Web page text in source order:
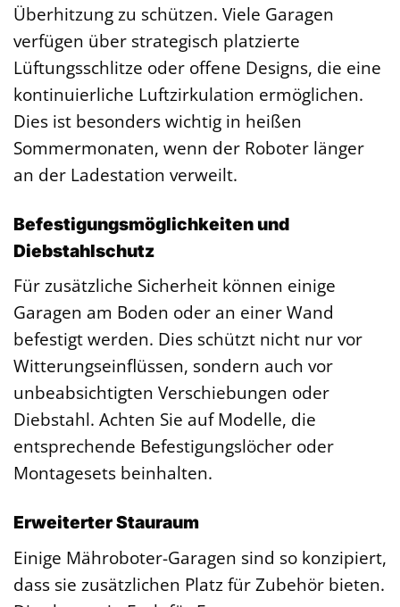
Überhitzung zu schützen. Viele Garagen
verfügen über strategisch platzierte
Lüftungsschlitze oder offene Designs, die eine
kontinuierliche Luftzirkulation ermöglichen.
Dies ist besonders wichtig in heißen
Sommermonaten, wenn der Roboter länger
an der Ladestation verweilt.
Befestigungsmöglichkeiten und
Diebstahlschutz
Für zusätzliche Sicherheit können einige
Garagen am Boden oder an einer Wand
befestigt werden. Dies schützt nicht nur vor
Witterungseinflüssen, sondern auch vor
unbeabsichtigten Verschiebungen oder
Diebstahl. Achten Sie auf Modelle, die
entsprechende Befestigungslöcher oder
Montagesets beinhalten.
Erweiterter Stauraum
Einige Mähroboter-Garagen sind so konzipiert,
dass sie zusätzlichen Platz für Zubehör bieten.